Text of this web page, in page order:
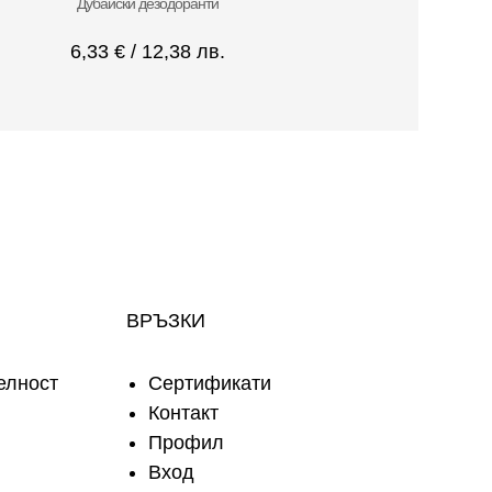
6,33€ / 12,38 лв.
ВРЪЗКИ
Сертификати
Контакт
Профил
Вход